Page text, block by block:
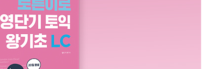
· 분철 도서는 주문하신 후 4일 이내에 출고됩니다. (평일 기준)
· 예약 판매 도서 등 보유 재고가 없는 도서는 배송이 지연될 수 있습니다.
· PCS 숫자는 스프링 작업 권 수 숫자 입니다. 450페이지가 넘는 경우 분권
됩니다.(단 표지 및 본문 두께에 따라 분권 페이지수가 변경 될 수 있습니다.)
· 분철 서비스는 본 교재가 60페이지 이상인 경우 신청이 가능합니다.
· 분권되는 지점 선택/지정 불가합니다.
해당 상품이 재출간되면 바로 안내드립니다.
교재명
영단기 토익 왕기초 LC
전화번호 전화번호
신간이 출간되면 바로 안내드립니다.
시리즈명
영단기 어학연구소 선생님
전화번호